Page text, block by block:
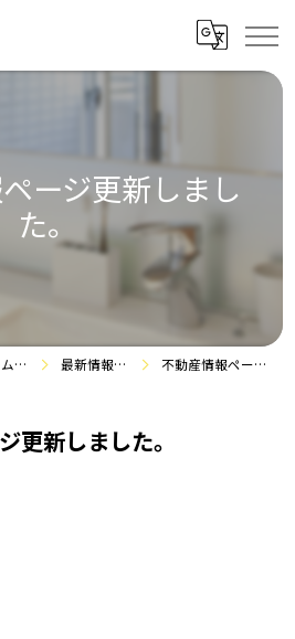
ージ更新しまし
た。
埼玉県加須市のリフォームなら株式会社エアロック 最新情報・施工事例 不動産情報ページ更新しました。
更新しました。